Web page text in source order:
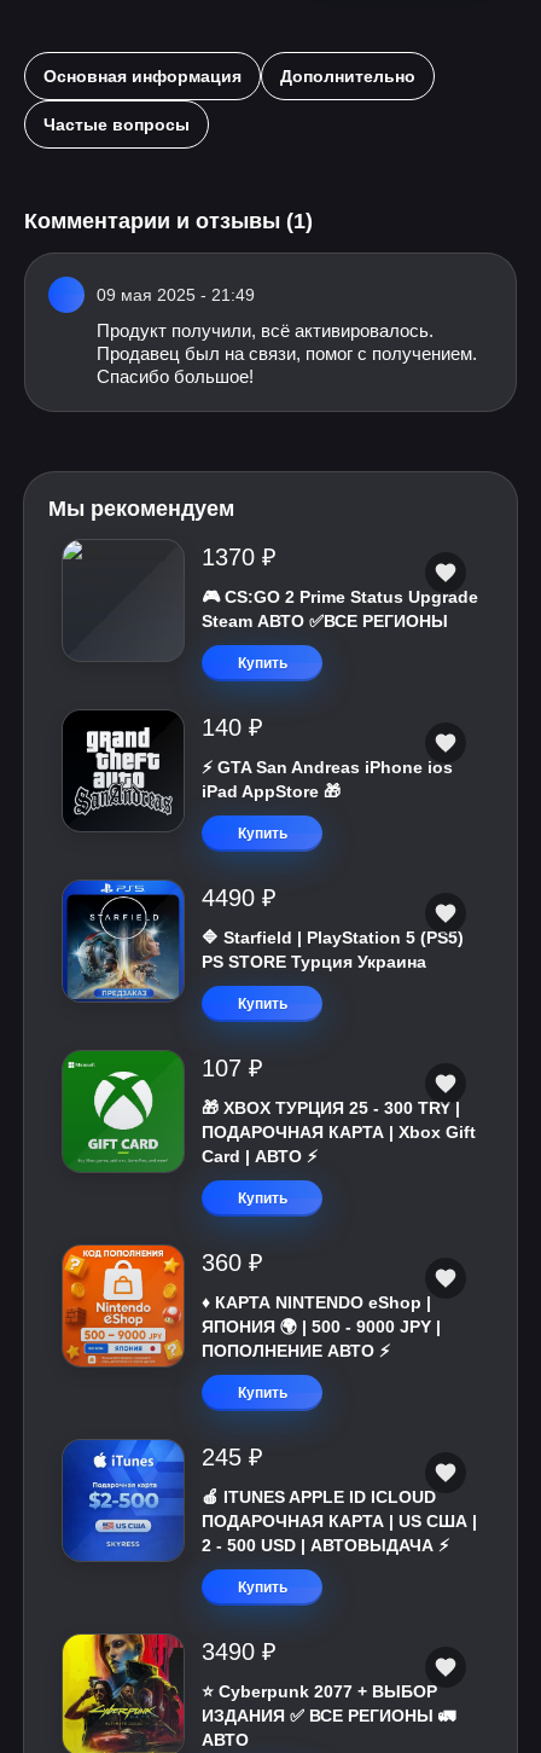
Основная информация Дополнительно
Частые вопросы
Комментарии и отзывы (1)
09 мая 2025 - 21:49
Продукт получили, всё активировалось.
Продавец был на связи, помог с получением.
Спасибо большое!
Мы рекомендуем
1370 ₽
🎮 CS:GO 2 Prime Status Upgrade
Steam АВТО ✅ВСЕ РЕГИОНЫ
Купить
140 ₽
⚡️ GTA San Andreas iPhone ios
iPad AppStore 🎁
Купить
4490 ₽
🔷 Starfield | PlayStation 5 (PS5)
PS STORE Турция Украина
Купить
107 ₽
🎁 XBOX ТУРЦИЯ 25 - 300 TRY |
ПОДАРОЧНАЯ КАРТА | Xbox Gift
Card | АВТО ⚡
Купить
360 ₽
♦️ КАРТА NINTENDO eShop |
ЯПОНИЯ 🌍 | 500 - 9000 JPY |
ПОПОЛНЕНИЕ АВТО ⚡
Купить
245 ₽
🍎 ITUNES APPLE ID ICLOUD
ПОДАРОЧНАЯ КАРТА | US США |
2 - 500 USD | АВТОВЫДАЧА ⚡️
Купить
3490 ₽
⭐ Cyberpunk 2077 + ВЫБОР
ИЗДАНИЯ ✅ ВСЕ РЕГИОНЫ 🚛
АВТО